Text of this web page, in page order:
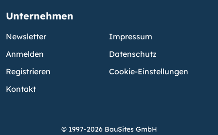
Unternehmen
Newsletter
Anmelden
Registrieren
Kontakt
Impressum
Datenschutz
Cookie-Einstellungen
© 1997-2026 BauSites GmbH